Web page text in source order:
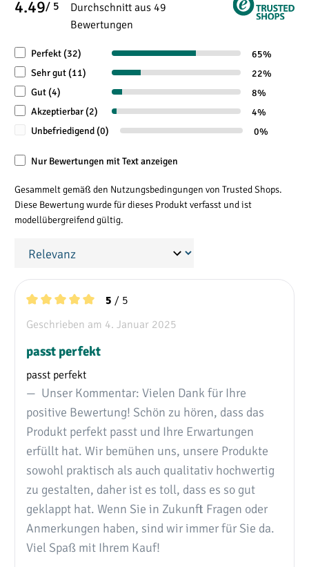
Ladevolumen (m )
Dachlast (kg)
150 150
4.49/ 5 Durchschnittliche Bewertung von 4.4 von 5
Durchschnitt aus 49
Bewertungen
Perfekt (32)
65%
Sehr gut (11)
22%
Gut (4)
8%
Akzeptierbar (2)
4%
Unbefriedigend (0)
0%
Nur Bewertungen mit Text anzeigen
Gesammelt gemäß den Nutzungsbedingungen von Trusted Shops.
Diese Bewertung wurde für dieses Produkt verfasst und ist
modellübergreifend gültig.
Geschrieben am 4. Januar 2025
Durchschnittliche Bewertung von 5 von 5 Sternen
5 / 5
passt perfekt
passt perfekt
Unser Kommentar: Vielen Dank für Ihre
positive Bewertung! Schön zu hören, dass das
Produkt perfekt passt und Ihre Erwartungen
erfüllt hat. Wir bemühen uns, unsere Produkte
sowohl praktisch als auch qualitativ hochwertig
zu gestalten, daher ist es toll, dass es so gut
geklappt hat. Wenn Sie in Zukunft Fragen oder
Anmerkungen haben, sind wir immer für Sie da.
Viel Spaß mit Ihrem Kauf!